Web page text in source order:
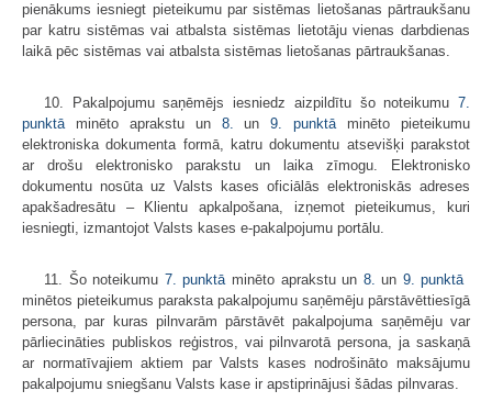
pienākums iesniegt pieteikumu par sistēmas lietošanas pārtraukšanu
par katru sistēmas vai atbalsta sistēmas lietotāju vienas darbdienas
laikā pēc sistēmas vai atbalsta sistēmas lietošanas pārtraukšanas.
10. Pakalpojumu saņēmējs iesniedz aizpildītu šo noteikumu 7.
punktāminēto aprakstu un 8. un9. punktā​​​​​​​minēto pieteikumu
elektroniska dokumenta formā, katru dokumentu atsevišķi parakstot
ar drošu elektronisko parakstu un laika zīmogu. Elektronisko
dokumentu nosūta uz Valsts kases oficiālās elektroniskās adreses
apakšadresātu – Klientu apkalpošana, izņemot pieteikumus, kuri
iesniegti, izmantojot Valsts kases e-pakalpojumu portālu.
11. Šo noteikumu 7. punktāminēto aprakstu un 8. un 9. punktā​​​​​​​
minētos pieteikumus paraksta pakalpojumu saņēmēju pārstāvēttiesīgā
persona, par kuras pilnvarām pārstāvēt pakalpojuma saņēmēju var
pārliecināties publiskos reģistros, vai pilnvarotā persona, ja saskaņā
ar normatīvajiem aktiem par Valsts kases nodrošināto maksājumu
pakalpojumu sniegšanu Valsts kase ir apstiprinājusi šādas pilnvaras.